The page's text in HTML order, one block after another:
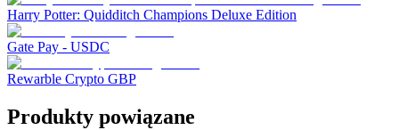
Harry Potter: Quidditch Champions Deluxe Edition
Gate Pay - USDC
Rewarble Crypto GBP
Produkty powiązane